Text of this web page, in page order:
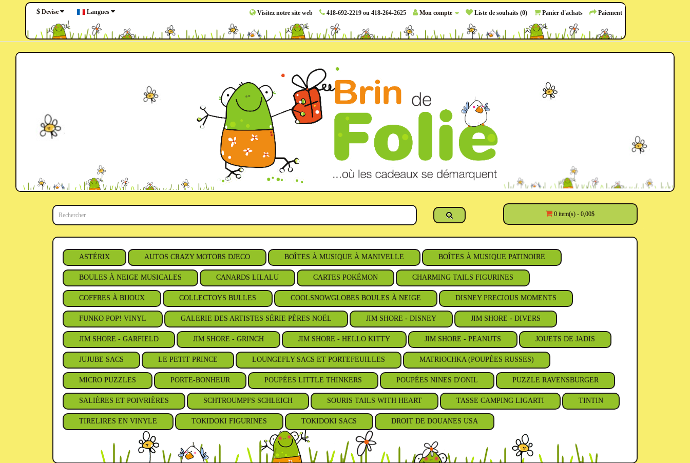
$ Devise Langues Visitez notre site web 418-692-2219 ou 418-264-2625 Mon compte Liste de souhaits (0) Panier d'achats Paiement
0 item(s) - 0,00$
ASTÉRIX AUTOS CRAZY MOTORS DJECO BOÎTES À MUSIQUE À MANIVELLE BOÎTES À MUSIQUE PATINOIRE
BOULES À NEIGE MUSICALES CANARDS LILALU CARTES POKÉMON CHARMING TAILS FIGURINES
COFFRES À BIJOUX COLLECTOYS BULLES COOLSNOWGLOBES BOULES À NEIGE DISNEY PRECIOUS MOMENTS
FUNKO POP! VINYL GALERIE DES ARTISTES SÉRIE PÈRES NOËL JIM SHORE - DISNEY JIM SHORE - DIVERS
JIM SHORE - GARFIELD JIM SHORE - GRINCH JIM SHORE - HELLO KITTY JIM SHORE - PEANUTS JOUETS DE JADIS
JUJUBE SACS LE PETIT PRINCE LOUNGEFLY SACS ET PORTEFEUILLES MATRIOCHKA (POUPÉES RUSSES)
MICRO PUZZLES PORTE-BONHEUR POUPÉES LITTLE THINKERS POUPÉES NINES D'ONIL PUZZLE RAVENSBURGER
SALIÈRES ET POIVRIÈRES SCHTROUMPFS SCHLEICH SOURIS TAILS WITH HEART TASSE CAMPING LIGARTI TINTIN
TIRELIRES EN VINYLE TOKIDOKI FIGURINES TOKIDOKI SACS DROIT DE DOUANES USA